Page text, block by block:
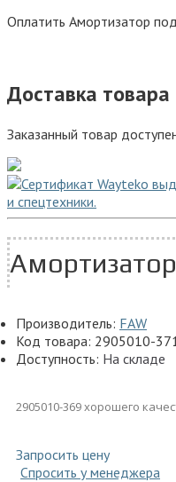
Оплатить Амортизатор
Доставка товара
Заказанный товар
Производитель: FAW
Код товара: 2905010-
Доступность: На складе
2905010-369 хорошего
Запросить цену
Спросить у менеджера